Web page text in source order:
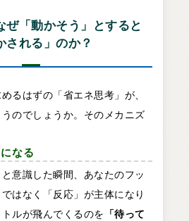
ぜ「動かそう」とすると
される」のか？
るはずの「省エネ思考」が、
のでしょうか。そのメカニズ
なる
と意識した瞬間、あなたのフッ
はなく「反応」が主体になり
ルが飛んでくるのを
「待って